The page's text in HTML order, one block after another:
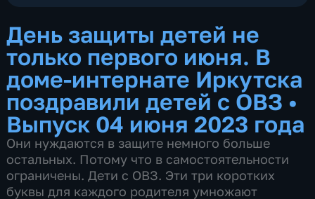
жилых домов в
Нижнеудинске?
День защиты детей не
только первого июня. В
доме-интернате Иркутска
поздравили детей с ОВЗ •
Выпуск 04 июня 2023 года
Они нуждаются в защите немного больше
остальных. Потому что в самостоятельности
ограничены. Дети с ОВЗ. Эти три коротких
буквы для каждого родителя умножают